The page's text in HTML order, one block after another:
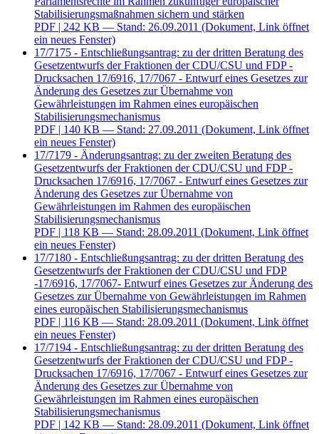
Stabilisierungsmaßnahmen sichern und stärken
PDF | 242 KB — Stand: 26.09.2011 (Dokument, Link öffnet
ein neues Fenster)
17/7175 - Entschließungsantrag: zu der dritten Beratung des
Gesetzentwurfs der Fraktionen der CDU/CSU und FDP -
Drucksachen 17/6916, 17/7067 - Entwurf eines Gesetzes zur
Änderung des Gesetzes zur Übernahme von
Gewährleistungen im Rahmen eines europäischen
Stabilisierungsmechanismus
PDF | 140 KB — Stand: 27.09.2011 (Dokument, Link öffnet
ein neues Fenster)
17/7179 - Änderungsantrag: zu der zweiten Beratung des
Gesetzentwurfs der Fraktionen der CDU/CSU und FDP -
Drucksachen 17/6916, 17/7067 - Entwurf eines Gesetzes zur
Änderung des Gesetzes zur Übernahme von
Gewährleistungen im Rahmen des europäischen
Stabilisierungsmechanismus
PDF | 118 KB — Stand: 28.09.2011 (Dokument, Link öffnet
ein neues Fenster)
17/7180 - Entschließungsantrag: zu der dritten Beratung des
Gesetzentwurfs der Fraktionen der CDU/CSU und FDP
-17/6916, 17/7067- Entwurf eines Gesetzes zur Änderung des
Gesetzes zur Übernahme von Gewährleistungen im Rahmen
eines europäischen Stabilisierungsmechanismus
PDF | 116 KB — Stand: 28.09.2011 (Dokument, Link öffnet
ein neues Fenster)
17/7194 - Entschließungsantrag: zu der dritten Beratung des
Gesetzentwurfs der Fraktionen der CDU/CSU und FDP -
Drucksachen 17/6916, 17/7067 - Entwurf eines Gesetzes zur
Änderung des Gesetzes zur Übernahme von
Gewährleistungen im Rahmen eines europäischen
Stabilisierungsmechanismus
PDF | 142 KB — Stand: 28.09.2011 (Dokument, Link öffnet